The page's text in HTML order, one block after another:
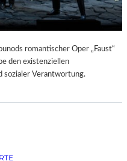
R
,
T
M
romantischer Oper „Faust“
den existenziellen
sozialer Verantwortung.